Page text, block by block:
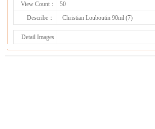
View Count：
50
Describe：
Christian Louboutin 90ml (7)
Detail Images